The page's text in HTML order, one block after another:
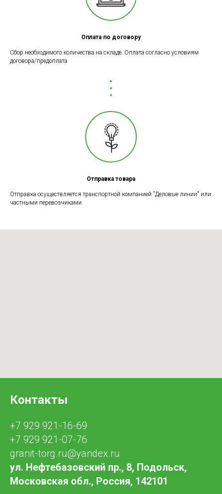
Оплата по договору
Сбор необходимого количества на складе. Оплата согласно условиям
договора/предоплата
Отправка товара
Отправка осуществляется транспортной компанией "Деловые линии" или
частными перевозчиками
Контакты
+7 929 921-16-69
+7 929 921-07-76
granit-torg.ru@yandex.ru
ул. Нефтебазовский пр., 8, Подольск,
Московская обл., Россия, 142101